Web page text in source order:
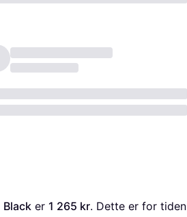
Black er 1 265 kr. Dette er for tiden